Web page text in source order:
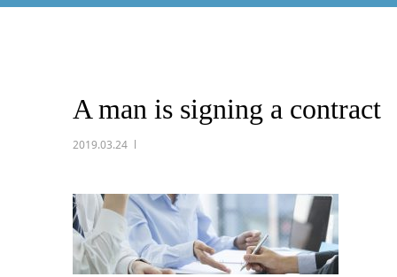
A man is signing a contract
2019.03.24